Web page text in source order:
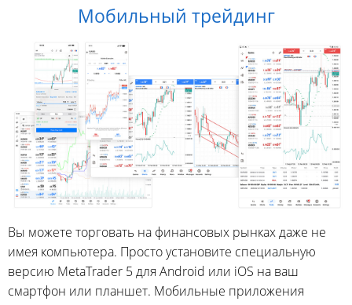
Мобильный трейдинг
Вы можете торговать на финансовых рынках даже не
имея компьютера. Просто установите специальную
версию MetaTrader 5 для Android или iOS на ваш
смартфон или планшет. Мобильные приложения